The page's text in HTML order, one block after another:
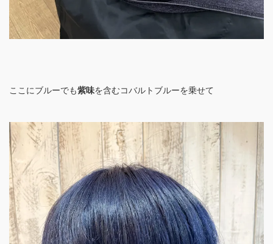
ここにブルーでも紫味を含むコバルトブルーを乗せて